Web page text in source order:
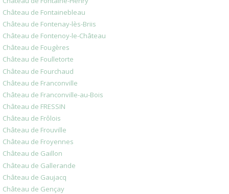
Château de Fontainebleau
Château de Fontenay-lès-Briis
Château de Fontenoy-le-Château
Château de Fougères
Château de Foulletorte
Château de Fourchaud
Château de Franconville
Château de Franconville-au-Bois
Château de FRESSIN
Château de Frôlois
Château de Frouville
Château de Froyennes
Château de Gaillon
Château de Gallerande
Château de Gaujacq
Château de Gençay